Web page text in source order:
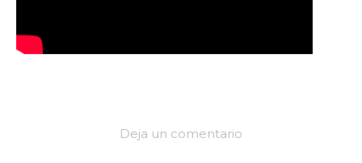
Deja un comentario